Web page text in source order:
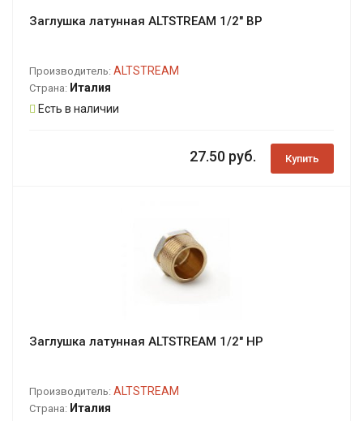
Заглушка латунная ALTSTREAM 1/2" ВР
Производитель: ALTSTREAM
Страна: Италия
Есть в наличии
27.50 руб. Купить
Заглушка латунная ALTSTREAM 1/2" НР
Производитель: ALTSTREAM
Страна: Италия